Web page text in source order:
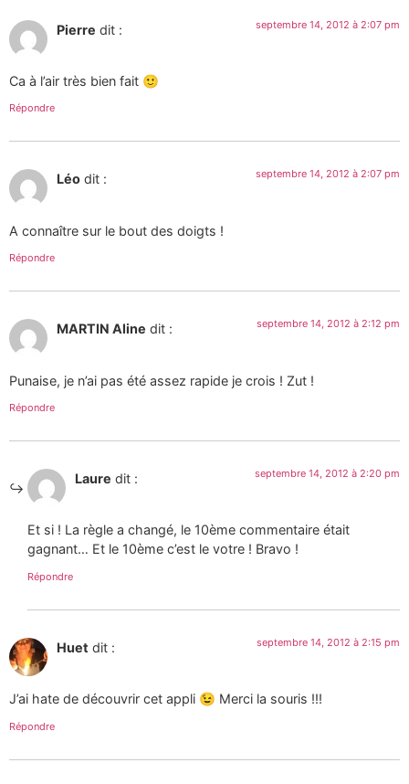
Pierre dit : septembre 14, 2012 à 2:07 pm
Ca à l’air très bien fait 🙂
Répondre
Léo dit : septembre 14, 2012 à 2:07 pm
A connaître sur le bout des doigts !
Répondre
MARTIN Aline dit : septembre 14, 2012 à 2:12 pm
Punaise, je n’ai pas été assez rapide je crois ! Zut !
Répondre
Laure dit : septembre 14, 2012 à 2:20 pm
Et si ! La règle a changé, le 10ème commentaire était
gagnant… Et le 10ème c’est le votre ! Bravo !
Répondre
Huet dit : septembre 14, 2012 à 2:15 pm
J’ai hate de découvrir cet appli 😉 Merci la souris !!!
Répondre